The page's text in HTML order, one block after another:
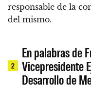
responsable de la
del mismo.
2
En palabras de
Vicepresidente
Desarrollo de